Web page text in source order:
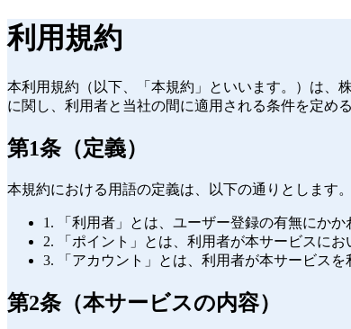
利用規約
本利用規約（以下、「本規約」といいます。）は、
に関し、利用者と当社の間に適用される条件を定め
第1条（定義）
本規約における用語の定義は、以下の通りとします。
1. 「利用者」とは、ユーザー登録の有無にか
2. 「ポイント」とは、利用者が本サービスに
3. 「アカウント」とは、利用者が本サービス
第2条（本サービスの内容）